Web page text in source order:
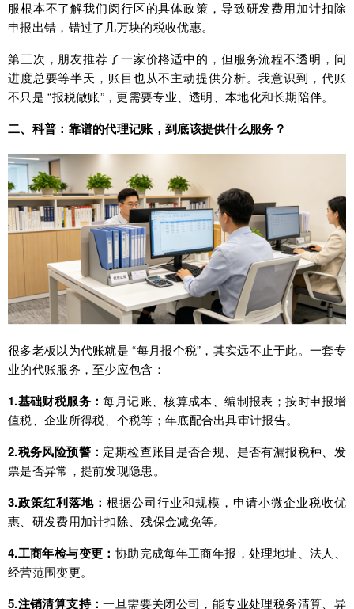
服根本不了解我们闵行区的具体政策，导致研发费用加计扣除
申报出错，错过了几万块的税收优惠。
第三次，朋友推荐了一家价格适中的，但服务流程不透明，问
进度总要等半天，账目也从不主动提供分析。我意识到，代账
不只是 “报税做账”，更需要专业、透明、本地化和长期陪伴。
二、科普：靠谱的代理记账，到底该提供什么服务？
很多老板以为代账就是 “每月报个税”，其实远不止于此。一套专
业的代账服务，至少应包含：
1.基础财税服务：每月记账、核算成本、编制报表；按时申报增
值税、企业所得税、个税等；年底配合出具审计报告。
2.税务风险预警： 定期检查账目是否合规、是否有漏报税种、发
票是否异常，提前发现隐患。
3.政策红利落地：根据公司行业和规模，申请小微企业税收优
惠、研发费用加计扣除、残保金减免等。
4.工商年检与变更： 协助完成每年工商年报，处理地址、法人、
经营范围变更。
5.注销清算支持：一旦需要关闭公司，能专业处理税务清算、异